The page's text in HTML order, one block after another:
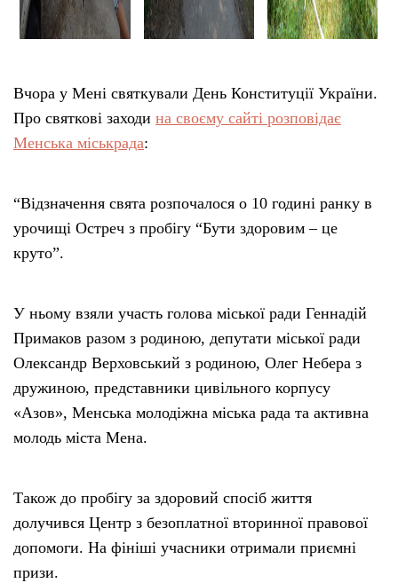
Вчора у Мені святкували День Конституції України.
Про святкові заходи на своєму сайті розповідає
Менська міськрада:
“Відзначення свята розпочалося о 10 годині ранку в
урочищі Остреч з пробігу “Бути здоровим – це
круто”.
У ньому взяли участь голова міської ради Геннадій
Примаков разом з родиною, депутати міської ради
Олександр Верховський з родиною, Олег Небера з
дружиною, представники цивільного корпусу
«Азов», Менська молодіжна міська рада та активна
молодь міста Мена.
Також до пробігу за здоровий спосіб життя
долучився Центр з безоплатної вторинної правової
допомоги. На фініші учасники отримали приємні
призи.